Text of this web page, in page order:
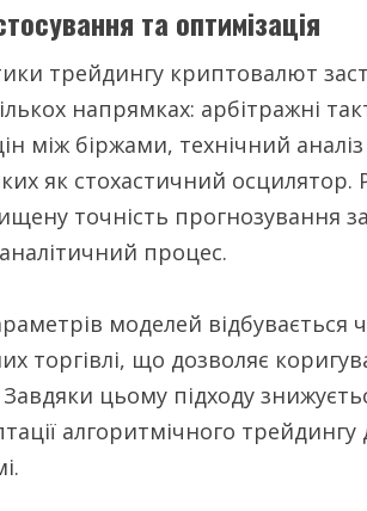
та оптимізація
трейдингу криптовалют
напрямках: арбітражні
між біржами, технічний
як стохастичний осцилятор.
точність прогнозування
процес.
моделей
торгівлі, що дозволяє
Завдяки цьому підходу
алгоритмічного